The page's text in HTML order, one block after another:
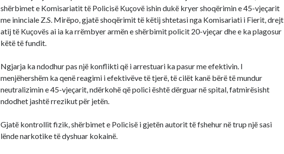
shërbimet e Komisariatit të Policisë Kuçovë ishin dukë kryer shoqërimin e 45-vjeçarit
me ininciale Z.S. Mirëpo, gjatë shoqërimit të këtij shtetasi nga Komisariati i Fierit, drejt
atij të Kuçovës ai ia ka rrëmbyer armën e shërbimit policit 20-vjeçar dhe e ka plagosur
këtë të fundit.
Ngjarja ka ndodhur pas një konflikti që i arrestuari ka pasur me efektivin. I
menjëhershëm ka qenë reagimi i efektivëve të tjerë, të cilët kanë bërë të mundur
neutralizimin e 45-vjeçarit, ndërkohë që polici është dërguar në spital, fatmirësisht
ndodhet jashtë rrezikut për jetën.
Gjatë kontrollit fizik, shërbimet e Policisë i gjetën autorit të fshehur në trup një sasi
lënde narkotike të dyshuar kokainë.